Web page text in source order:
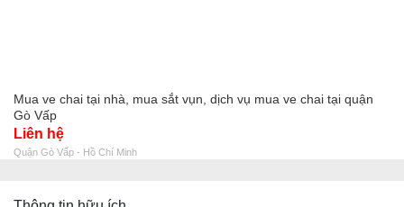
Mua ve chai tại nhà, mua sắt vụn, dịch vụ mua ve chai tại quận
Gò Vấp
Liên hệ
Quận Gò Vấp - Hồ Chí Minh